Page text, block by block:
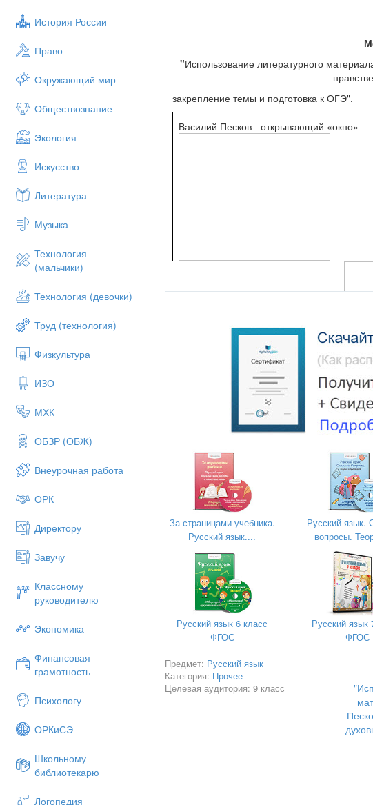
История России
Право
Окружающий мир
Обществознание
Экология
Искусство
Литература
Музыка
Технология
(мальчики)
Технология (девочки)
Труд (технология)
Физкультура
ИЗО
МХК
ОБЗР (ОБЖ)
Внеурочная работа
ОРК
Директору
Завучу
Классному
руководителю
Экономика
Финансовая
грамотность
Психологу
ОРКиСЭ
Школьному
библиотекарю
Логопедия
"Использование литературного
закрепление темы и подготовка к ОГЭ".
Василий Песков - открывающий «окно»
Работа учителя русского языка и
высшей
За страницами учебника.
Русский язык....
Русский язык.
вопросы.
Русский язык 6 класс
ФГОС
Русский язык
ФГОС
Предмет: Русский язык
Категория: Прочее
Целевая аудитория: 9 класс